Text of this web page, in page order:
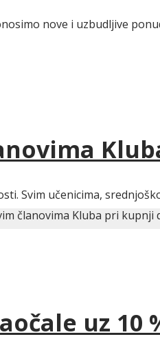
nove i uzbudljive
Svim učenicima,
članovima Kluba pri
uz 10